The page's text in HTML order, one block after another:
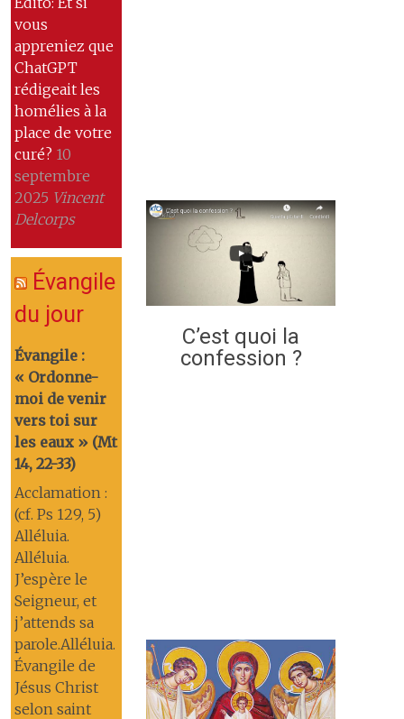
vous
appreniez que
ChatGPT
rédigeait les
homélies à la
place de votre
curé? 10
septembre
2025 Vincent
Delcorps
Évangile
du jour
Évangile :
« Ordonne-
moi de venir
vers toi sur
les eaux » (Mt
14, 22-33)
Acclamation :
(cf. Ps 129, 5)
Alléluia.
Alléluia.
J’espère le
Seigneur, et
j’attends sa
parole.Alléluia.
Évangile de
Jésus Christ
selon saint
C’est quoi la
confession ?